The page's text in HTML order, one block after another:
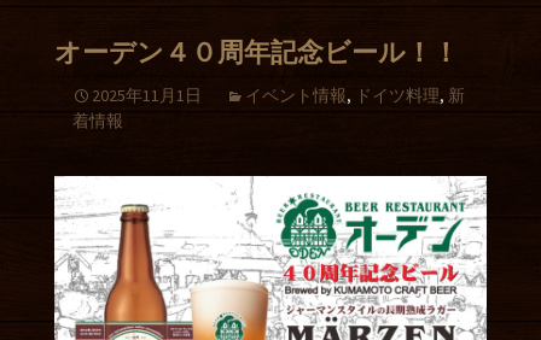
オーデン４０周年記念ビール！！
2025年11月1日 イベント情報, ドイツ料理, 新
着情報